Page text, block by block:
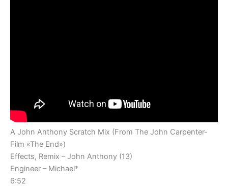
A John Anthony Scratch Mix (From The John Carpenter-
Film «The End»)
Effects, Remix – John Anthony (13)
Engineer – Michael*
6:52